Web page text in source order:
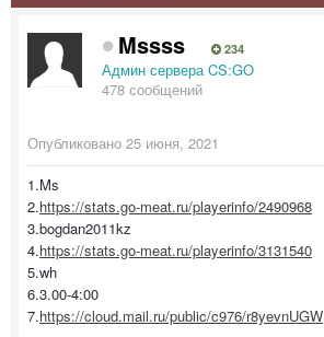
Mssss 234
Админ сервера CS:GO
478 сообщений
Опубликовано 25 июня, 2021
1.Ms
2.https://stats.go-meat.ru/playerinfo/2490968
3.bogdan2011kz
4.https://stats.go-meat.ru/playerinfo/3131540
5.wh
6.3.00-4:00
7.https://cloud.mail.ru/public/c976/r8yevnUGW